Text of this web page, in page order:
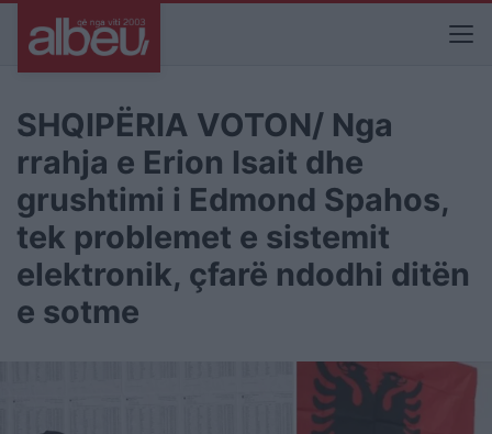
SHQIPËRIA VOTON/ Nga
rrahja e Erion Isait dhe
grushtimi i Edmond Spahos,
tek problemet e sistemit
elektronik, çfarë ndodhi ditën
e sotme